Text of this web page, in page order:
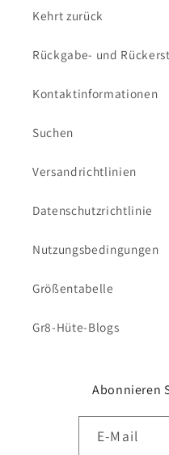
Kehrt zurück
Rückgabe- und
Kontaktinformationen
Suchen
Versandrichtlinien
Datenschutzrichtlinie
Nutzungsbedingungen
Größentabelle
Gr8-Hüte-Blogs
Abonnieren
E-Mail